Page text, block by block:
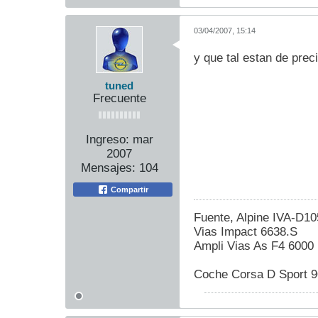
tuned
Frecuente
Ingreso: mar
2007
Mensajes: 104
Compartir
03/04/2007, 15:14
y que tal estan de
Fuente, Alpine IVA-
Vias Impact 6638.S
Ampli Vias As F4 6000
Coche Corsa D Sport